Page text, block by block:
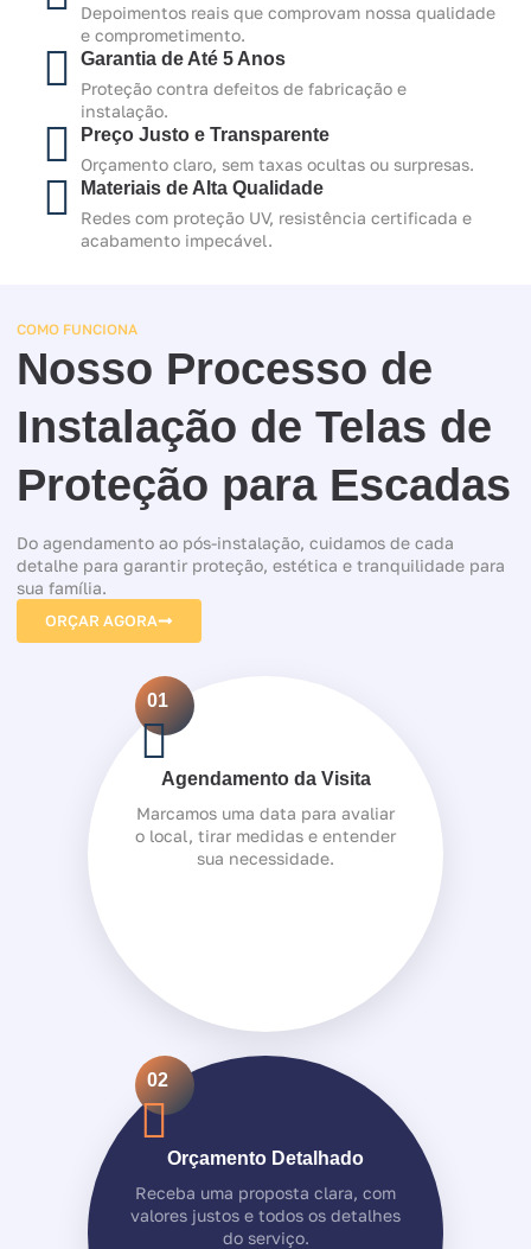
Depoimentos reais que comprovam nossa qualidade
e comprometimento.
Garantia de Até 5 Anos
Proteção contra defeitos de fabricação e
instalação.
Preço Justo e Transparente
Orçamento claro, sem taxas ocultas ou surpresas.
Materiais de Alta Qualidade
Redes com proteção UV, resistência certificada e
acabamento impecável.
COMO FUNCIONA
Nosso Processo de
Instalação de Telas de
Proteção para Escadas
Do agendamento ao pós-instalação, cuidamos de cada
detalhe para garantir proteção, estética e tranquilidade para
sua família.
ORÇAR AGORA
01
Agendamento da Visita
Marcamos uma data para avaliar
o local, tirar medidas e entender
sua necessidade.
02
Orçamento Detalhado
Receba uma proposta clara, com
valores justos e todos os detalhes
do serviço.